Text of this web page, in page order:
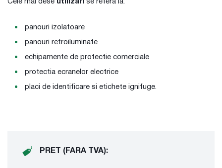
Cele mai dese utilizari se refera la:
panouri izolatoare
panouri retroiluminate
echipamente de protectie comerciale
protectia ecranelor electrice
placi de identificare si etichete ignifuge.
PRET (FARA TVA):